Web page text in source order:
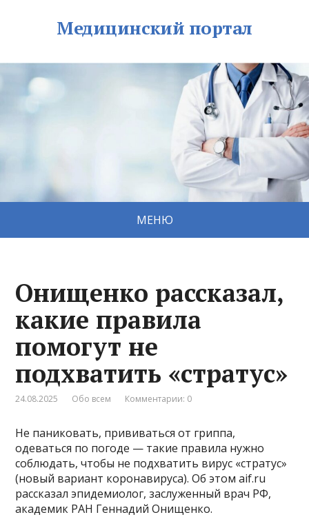
Медицинский портал
МЕНЮ
Онищенко рассказал,
какие правила
помогут не
подхватить «стратус»
24.08.2025 Обо всем Комментарии: 0
Не паниковать, прививаться от гриппа,
одеваться по погоде — такие правила нужно
соблюдать, чтобы не подхватить вирус «стратус»
(новый вариант коронавируса). Об этом aif.ru
рассказал эпидемиолог, заслуженный врач РФ,
академик РАН Геннадий Онищенко.